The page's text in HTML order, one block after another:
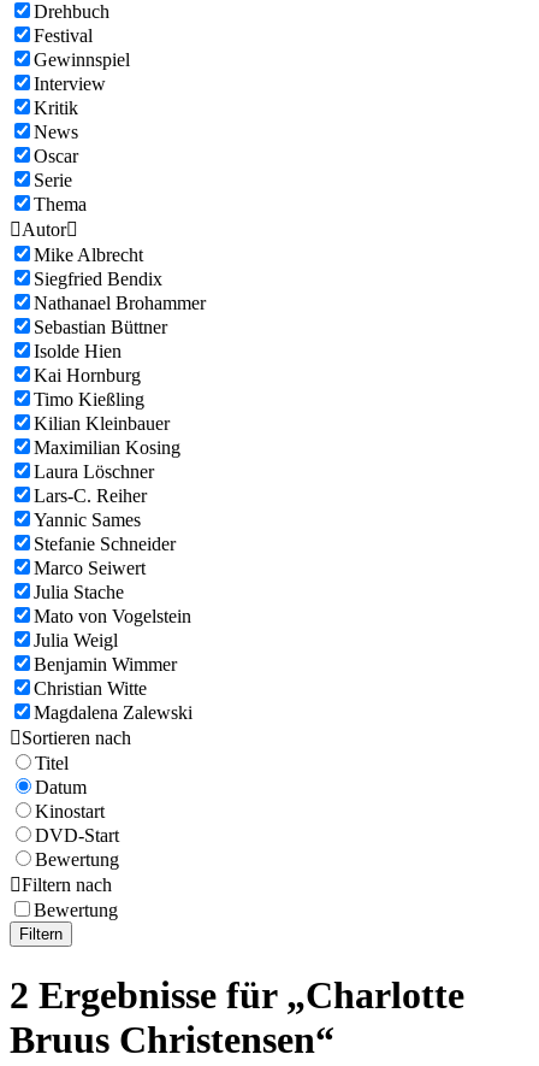
Drehbuch
Festival
Gewinnspiel
Interview
Kritik
News
Oscar
Serie
Thema
Autor
Mike Albrecht
Siegfried Bendix
Nathanael Brohammer
Sebastian Büttner
Isolde Hien
Kai Hornburg
Timo Kießling
Kilian Kleinbauer
Maximilian Kosing
Laura Löschner
Lars-C. Reiher
Yannic Sames
Stefanie Schneider
Marco Seiwert
Julia Stache
Mato von Vogelstein
Julia Weigl
Benjamin Wimmer
Christian Witte
Magdalena Zalewski
Sortieren nach
Titel
Datum
Kinostart
DVD-Start
Bewertung
Filtern nach
Bewertung
Filtern
2 Ergebnisse für „Charlotte
Bruus Christensen“